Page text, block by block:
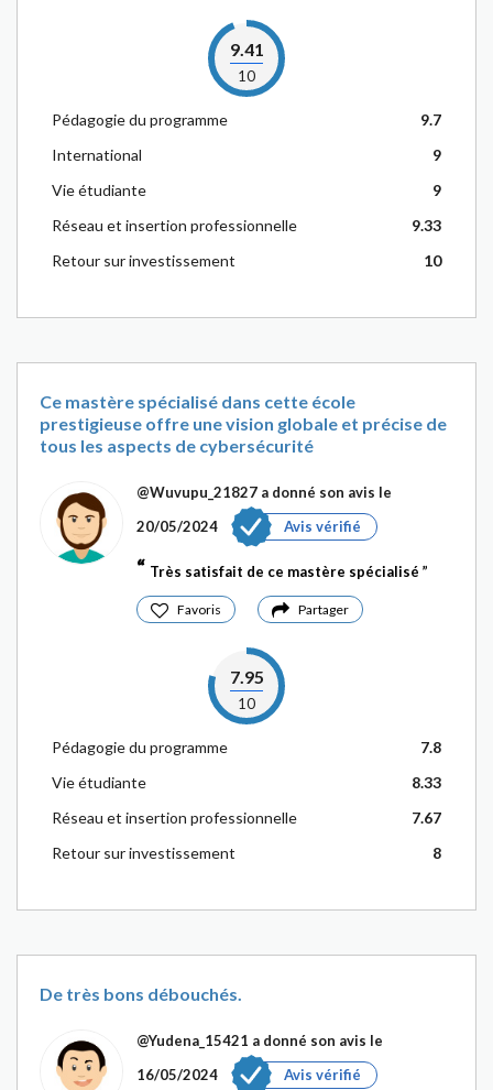
9.41
10
Pédagogie du programme
9.7
International
9
Vie étudiante
9
Réseau et insertion professionnelle
9.33
Retour sur investissement
10
Ce mastère spécialisé dans cette école
prestigieuse offre une vision globale et précise de
tous les aspects de cybersécurité
@Wuvupu_21827 a donné son avis le
20/05/2024
Avis vérifié
Très satisfait de ce mastère spécialisé
Favoris Partager
7.95
10
Pédagogie du programme
7.8
Vie étudiante
8.33
Réseau et insertion professionnelle
7.67
Retour sur investissement
8
De très bons débouchés.
@Yudena_15421 a donné son avis le
16/05/2024
Avis vérifié